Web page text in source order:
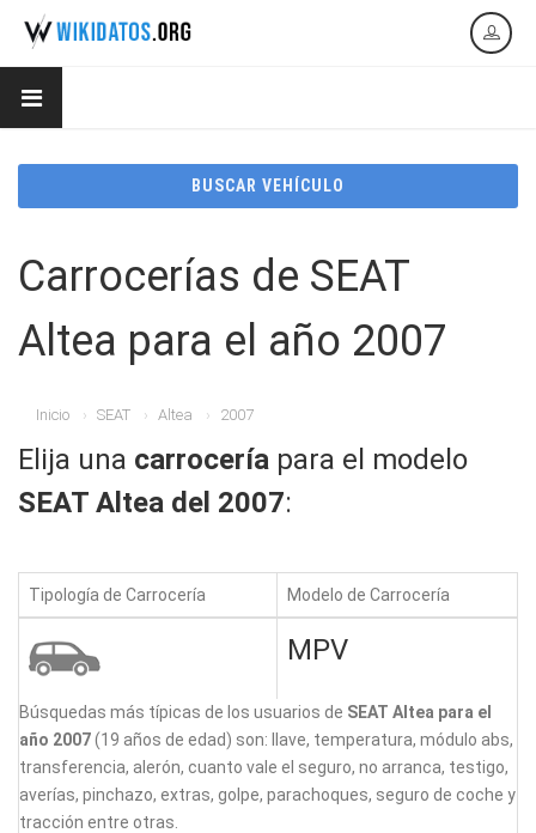
BUSCAR VEHÍCULO
Carrocerías de SEAT
Altea para el año 2007
Inicio SEAT Altea 2007
Elija una carrocería para el modelo
SEAT Altea del 2007:
Tipología de Carrocería Modelo de Carrocería
MPV
Búsquedas más típicas de los usuarios de SEAT Altea para el
año 2007(19 años de edad) son: llave, temperatura, módulo abs,
transferencia, alerón, cuanto vale el seguro, no arranca, testigo,
averías, pinchazo, extras, golpe, parachoques, seguro de coche y
tracción entre otras.